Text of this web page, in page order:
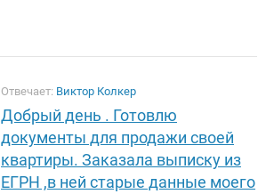
Отвечает: Виктор Колкер
Добрый день . Готовлю
документы для продажи своей
квартиры. Заказала выписку из
ЕГРН ,в ней старые данные моего